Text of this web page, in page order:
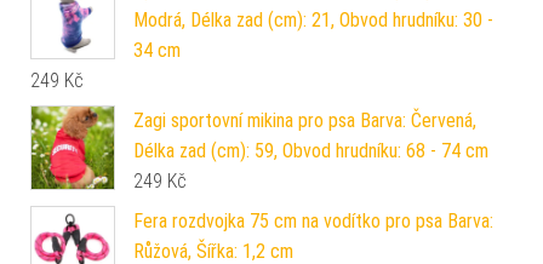
Modrá, Délka zad (cm): 21, Obvod hrudníku: 30 -
34 cm
249 Kč
Zagi sportovní mikina pro psa Barva: Červená,
Délka zad (cm): 59, Obvod hrudníku: 68 - 74 cm
249 Kč
Fera rozdvojka 75 cm na vodítko pro psa Barva:
Růžová, Šířka: 1,2 cm